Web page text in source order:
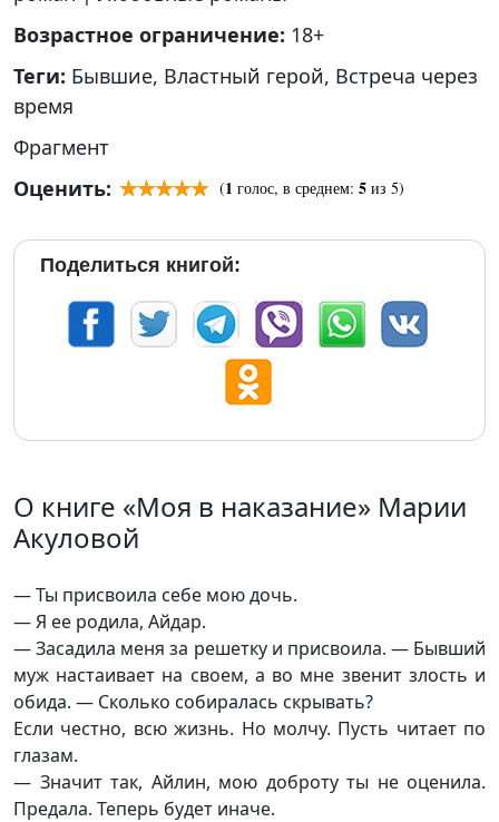
Возрастное ограничение: 18+
Теги: Бывшие, Властный герой, Встреча через
время
Фрагмент
Оценить:
(1 голос, в среднем: 5 из 5)
Поделиться книгой:
О книге «Моя в наказание» Марии
Акуловой
— Ты присвоила себе мою дочь.
— Я ее родила, Айдар.
— Засадила меня за решетку и присвоила. — Бывший
муж настаивает на своем, а во мне звенит злость и
обида. — Сколько собиралась скрывать?
Если честно, всю жизнь. Но молчу. Пусть читает по
глазам.
— Значит так, Айлин, мою доброту ты не оценила.
Предала. Теперь будет иначе.